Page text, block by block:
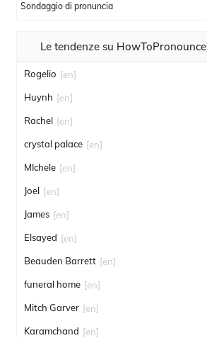
Sondaggio di pronuncia
Le tendenze su HowToPronounce
Rogelio [en]
Huynh [en]
Rachel [en]
crystal palace [en]
MIchele [en]
Joel [en]
James [en]
Elsayed [en]
Beauden Barrett [en]
funeral home [en]
Mitch Garver [en]
Karamchand [en]